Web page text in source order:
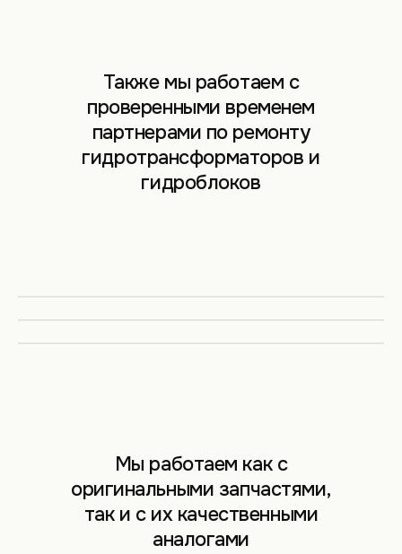
Также мы работаем с
проверенными временем
партнерами по ремонту
гидротрансформаторов и
гидроблоков
Мы работаем как с
оригинальными запчастями,
так и с их качественными
аналогами